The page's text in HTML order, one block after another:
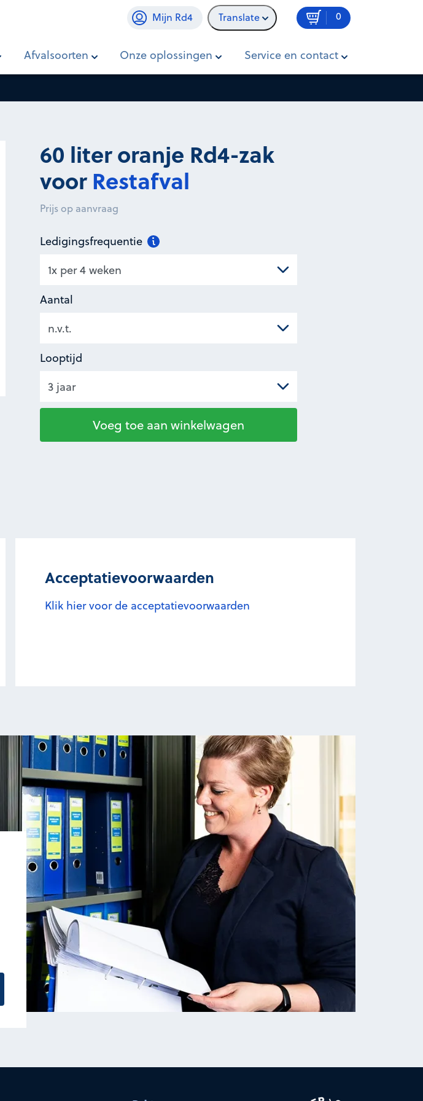
Mijn Rd4 Translate 0
Afvalsoorten Onze oplossingen Service en contact
Prijs op aanvraag In winkelwagen
60 liter oranje Rd4-zak
voorRestafval
Prijs op aanvraag
Ledigingsfrequentie
Aantal
Looptijd
Voeg toe aan winkelwagen
Acceptatievoorwaarden
Klik hier voor de acceptatievoorwaarden